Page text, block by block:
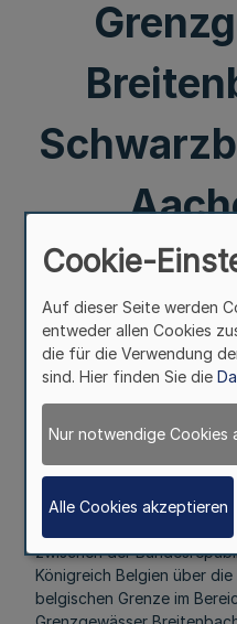
Vom 20.
zwischen der
Königreich Belgien über
belgischen Grenze im
Cookie-
Auf dieser Seite werden
entweder allen Cookies
die für die Verwendung
sind. Hier finden Sie die
Nur notwendige Cookies
Alle Cookies akzeptieren